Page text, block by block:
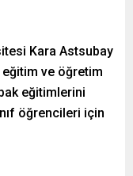
Kara Astsubay
ve öğretim
eğitimlerini
öğrencileri için